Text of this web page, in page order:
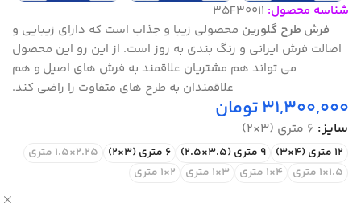
شناسه محصول: 35F30011
فرش طرح گلورین محصولی زیبا و جذاب است که دارای زیبایی و
اصالت فرش ایرانی و رنگ بندی به روز است. از این رو این محصول
می تواند هم مشتریان علاقمند به فرش های اصیل و هم
علاقمندان به طرح های متفاوت را راضی کند.
31,300,000تومان
سایز 6 متری (3×2)
12 متری (4×3) 9 متری (3.5×2.5) 6 متری (3×2)
2.25×1.5 متری
1.5×1 متری
4×1 متری 3×1 متری 2×1 متری